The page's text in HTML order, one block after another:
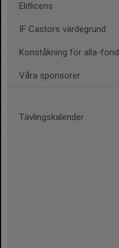
Elitlicens
IF Castors värdegrund
Konståkning för alla-fond
Våra sponsorer
Tävlingskalender